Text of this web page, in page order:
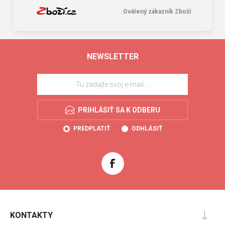
Ověřený zákazník Zboží
NEWSLETTER
PRIHLÁSIŤ SA K ODBERU
PREDPLATIŤ ODHLÁSIŤ
KONTAKTY